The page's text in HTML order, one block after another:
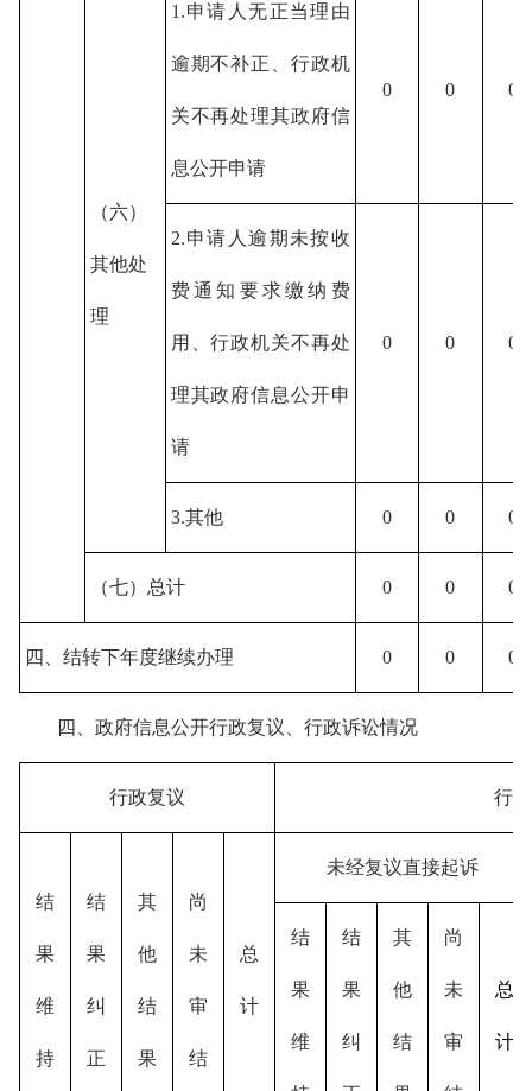
（六）
其他处
理
1.申请人无正当理由
逾期不补正、行政机
关不再处理其政府信
息公开申请
0 0 0
2.申请人逾期未按收
费通知要求缴纳费
用、行政机关不再处
理其政府信息公开申
请
0 0 0
3.其他 0 0 0
（七）总计 0 0 0
四、结转下年度继续办理 0 0 0
四、政府信息公开行政复议、行政诉讼情况
行政复议 行
结
果
维
持
结
果
纠
正
其
他
结
果
尚
未
审
结
总
计
未经复议直接起诉
结
果
维
结
果
纠
其
他
结
尚
未
审
总
计